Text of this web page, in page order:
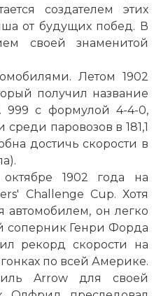
создателем этих
от будущих побед. В
своей знаменитой
Летом 1902
получил название
999 с формулой 4-4-0,
паровозов в 181,1
достичь скорости в
1902 года на
Challenge Cup. Хотя
он легко
соперник Генри Форда
рекорд скорости на
по всей Америке.
Arrow для своей